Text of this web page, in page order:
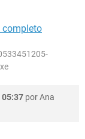
completo
05:37 porAna